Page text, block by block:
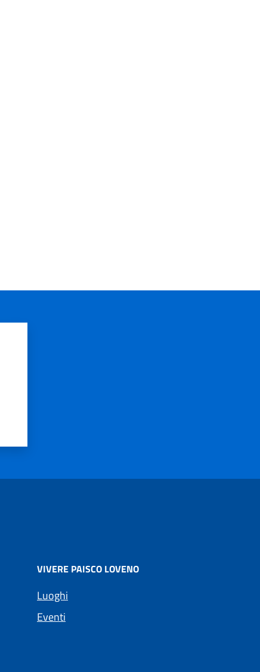
VIVERE PAISCO LOVENO
Luoghi
Eventi